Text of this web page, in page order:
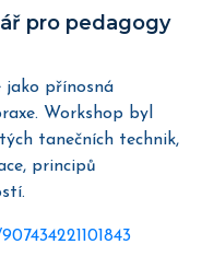
pro pedagogy
jako přínosná
Workshop byl
tanečních technik,
principů